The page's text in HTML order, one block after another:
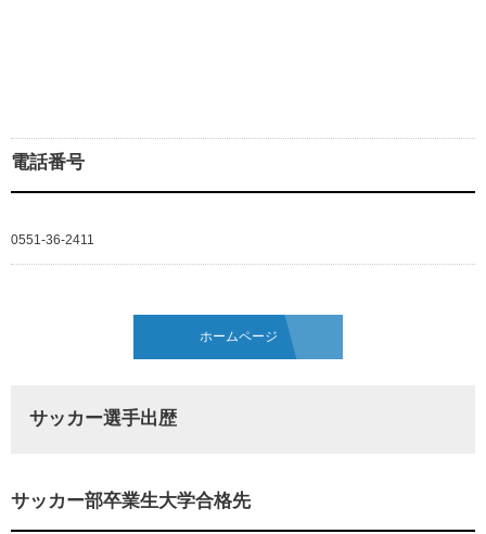
電話番号
0551-36-2411
ホームページ
サッカー選手出歴
サッカー部卒業生大学合格先